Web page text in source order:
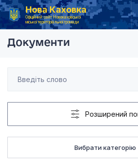
Нова Каховка
Офіційний сайт Новокаховської
міської територіальної громади
Головна Рішення Новокаховської міської ради 2014 рік
Документи
Розширений
Вибрати категорію